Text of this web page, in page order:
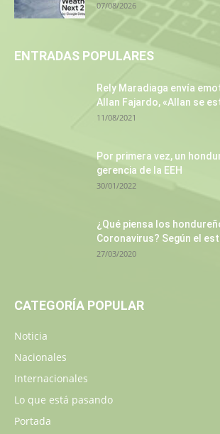
07/08/2026
ENTRADAS POPULARES
Rely Maradiaga envía
Allan Fajardo, «Allan se
11/08/2021
Por primera vez, un
gerencia de la EEH
30/01/2022
¿Qué piensa los
Coronavirus? Según el
27/03/2020
CATEGORÍA POPULAR
Noticia
Nacionales
Internacionales
Lo que está pasando
Portada